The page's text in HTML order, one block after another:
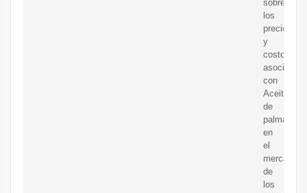
sobre
los
precios
y
costos
asociados
con
Aceite
de
palma
en
el
mercado
de
los